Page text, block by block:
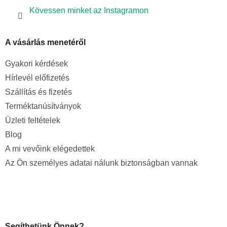
Kövessen minket az Instagramon
A vásárlás menetéről
Gyakori kérdések
Hírlevél előfizetés
Szállítás és fizetés
Terméktanúsítványok
Üzleti feltételek
Blog
A mi vevőink elégedettek
Az Ön személyes adatai nálunk biztonságban vannak